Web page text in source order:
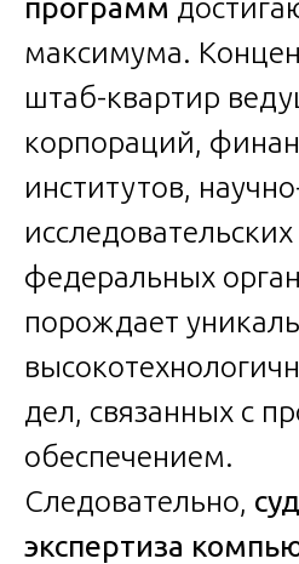
программ
максимума.
штаб-квартир
корпораций,
институтов,
федеральных
порождает
дел, связанных с
обеспечением.
Следовательно,
экспертиза